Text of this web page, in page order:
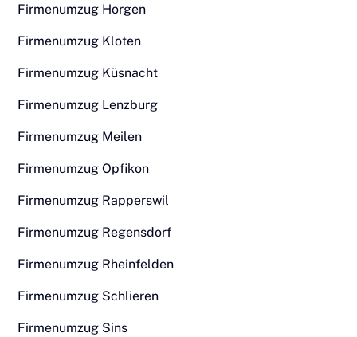
Firmenumzug Horgen
Firmenumzug Kloten
Firmenumzug Küsnacht
Firmenumzug Lenzburg
Firmenumzug Meilen
Firmenumzug Opfikon
Firmenumzug Rapperswil
Firmenumzug Regensdorf
Firmenumzug Rheinfelden
Firmenumzug Schlieren
Firmenumzug Sins